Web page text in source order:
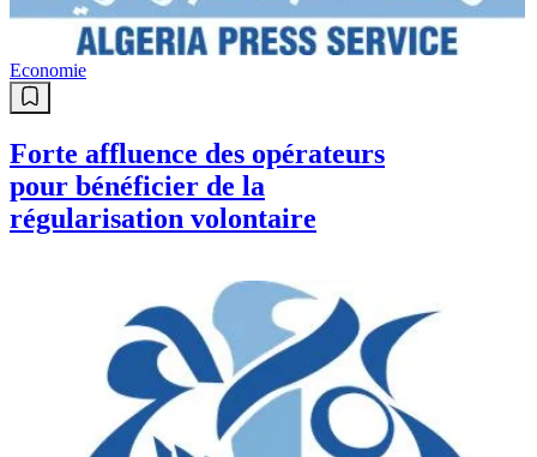
Economie
Forte affluence des opérateurs
pour bénéficier de la
régularisation volontaire